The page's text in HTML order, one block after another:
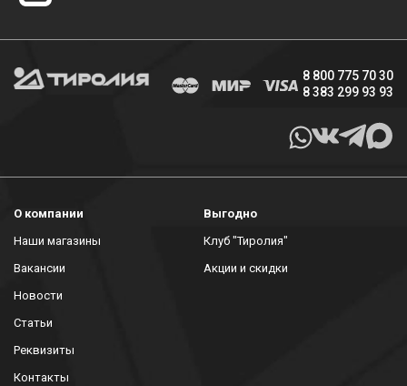
8 800 775 70 30
8 383 299 93 93
О компании
Наши магазины
Вакансии
Новости
Статьи
Реквизиты
Контакты
Выгодно
Клуб "Тиролия"
Акции и скидки